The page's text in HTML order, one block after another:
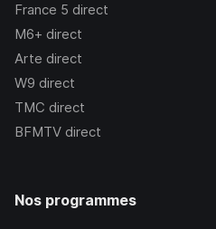
France 5 direct
M6+ direct
Arte direct
W9 direct
TMC direct
BFMTV direct
Nos programmes